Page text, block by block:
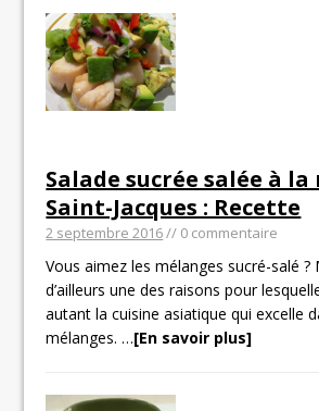
Salade sucrée salée à la
Saint-Jacques : Recette
2 septembre 2016// 0 commentaire
Vous aimez les mélanges sucré-salé ?
d’ailleurs une des raisons pour
autant la cuisine asiatique qui excelle
mélanges.…[En savoir plus]